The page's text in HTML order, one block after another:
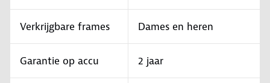
Verkrijgbare frames Dames en heren
Garantie op accu 2 jaar